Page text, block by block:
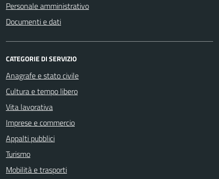
Personale amministrativo
Documenti e dati
CATEGORIE DI SERVIZIO
Anagrafe e stato civile
Cultura e tempo libero
Vita lavorativa
Imprese e commercio
Appalti pubblici
Turismo
Mobilità e trasporti